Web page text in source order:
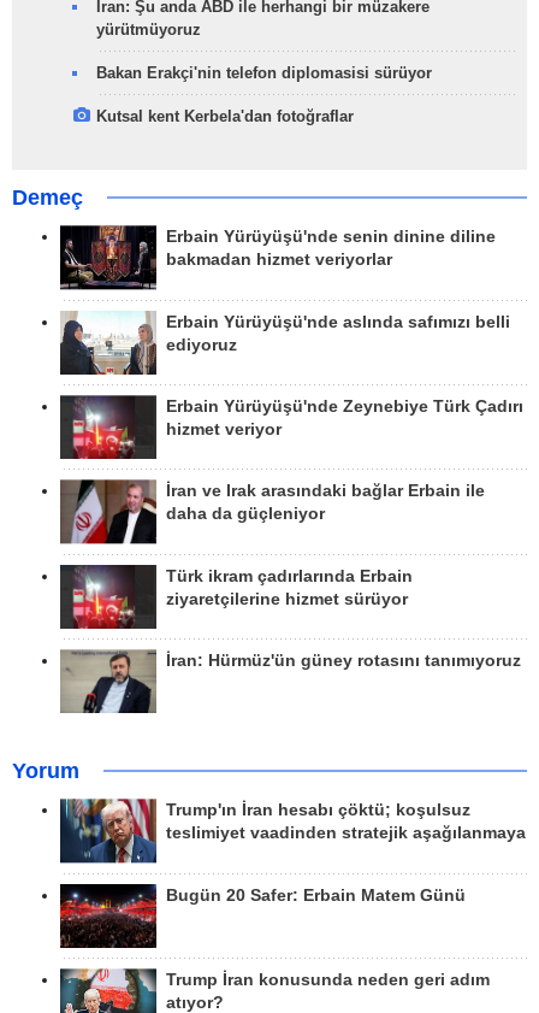
İran: Şu anda ABD ile herhangi bir müzakere
yürütmüyoruz
Bakan Erakçi'nin telefon diplomasisi sürüyor
Kutsal kent Kerbela'dan fotoğraflar
Demeç
Erbain Yürüyüşü'nde senin dinine diline
bakmadan hizmet veriyorlar
Erbain Yürüyüşü'nde aslında safımızı belli
ediyoruz
Erbain Yürüyüşü'nde Zeynebiye Türk Çadırı
hizmet veriyor
İran ve Irak arasındaki bağlar Erbain ile
daha da güçleniyor
Türk ikram çadırlarında Erbain
ziyaretçilerine hizmet sürüyor
İran: Hürmüz'ün güney rotasını tanımıyoruz
Yorum
Trump'ın İran hesabı çöktü; koşulsuz
teslimiyet vaadinden stratejik aşağılanmaya
Bugün 20 Safer: Erbain Matem Günü
Trump İran konusunda neden geri adım
atıyor?